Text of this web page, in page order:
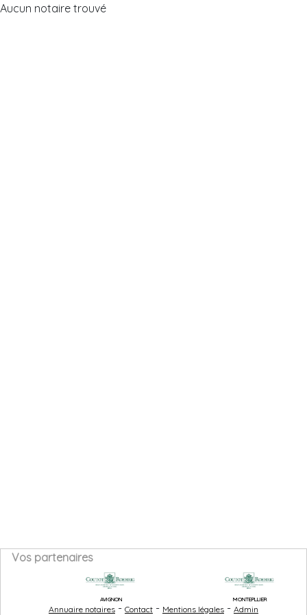
Aucun notaire trouvé
Vos partenaires
AVIGNON MONTEPLLIER
Annuaire notaires - Contact - Mentions légales - Admin